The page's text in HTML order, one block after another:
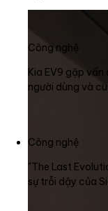
Công nghệ
Kia EV9 gặp vấn
người dùng và
Công nghệ
"The Last
sự trỗi dậy của